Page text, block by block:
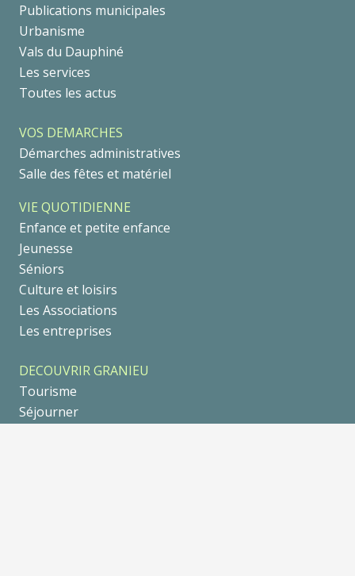
Publications municipales
Urbanisme
Vals du Dauphiné
Les services
Toutes les actus
VOS DEMARCHES
Démarches administratives
Salle des fêtes et matériel
VIE QUOTIDIENNE
Enfance et petite enfance
Jeunesse
Séniors
Culture et loisirs
Les Associations
Les entreprises
DECOUVRIR GRANIEU
Tourisme
Séjourner